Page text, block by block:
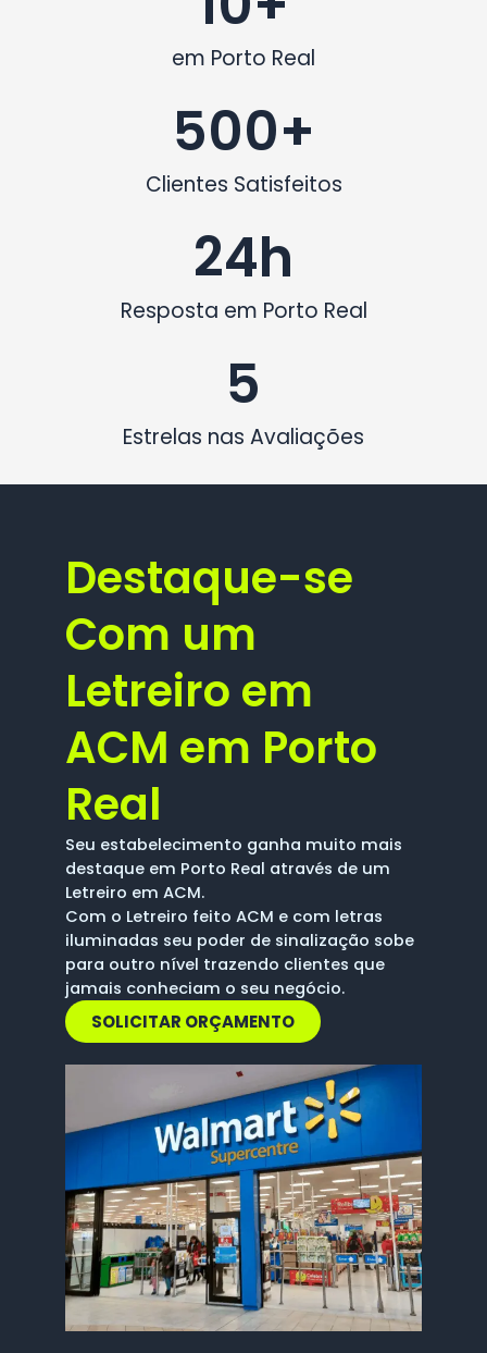
em Porto Real
Clientes Satisfeitos
500+
Resposta em Porto Real
24h
Estrelas nas Avaliações
5
Destaque-se
Com um
Letreiro em
ACM em Porto
Real
Seu estabelecimento ganha muito mais
destaque em Porto Real através de um
Letreiro em ACM.
Com o Letreiro feito ACM e com letras
iluminadas seu poder de sinalização sobe
para outro nível trazendo clientes que
jamais conheciam o seu negócio.
SOLICITAR ORÇAMENTO